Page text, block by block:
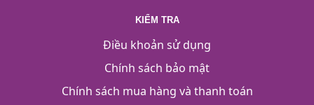
KIỂM TRA
Điều khoản sử dụng
Chính sách bảo mật
Chính sách mua hàng và thanh toán